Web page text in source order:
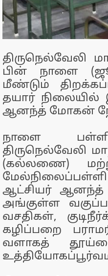
திருநெல்வேலி
பின் நாளை
மீண்டும்
தயார் நிலையில்
ஆனந்த் மோகன்
நாளை
திருநெல்வேலி
(கல்லணை)
ஆட்சியர்
அங்குள்ள
வசதிகள்,
கழிப்பறை
வளாகத்